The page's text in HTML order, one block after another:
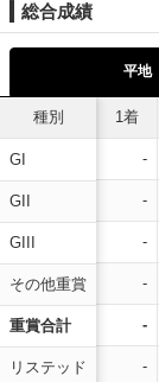
総合成績
平地
種別
GI
GII
GIII
その他重賞
重賞合計
リステッド
1着
-
-
-
-
-
-